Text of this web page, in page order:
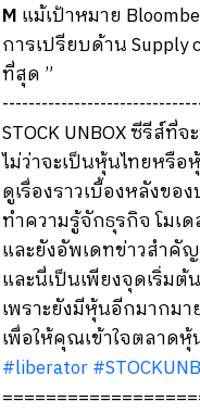
M แม้เป้าหมาย
การเปรียบด้าน Supply
ที่สุด ”
STOCK UNBOX ซีรีส์
ไม่ว่าจะเป็นหุ้นไทยหรือ
ดูเรื่องราวเบื้องหลังขอ
ทำความรู้จักธุรกิจ โมเ
และยังอัพเดทข่าวสำคั
และนี่เป็นเพียงจุดเริ่มต้
เพราะยังมีหุ้นอีกมากมา
เพื่อให้คุณเข้าใจตลาด
#liberator